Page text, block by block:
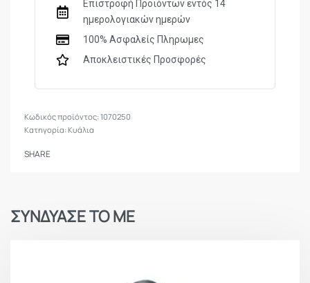
ΟΠΤΙΚΟ ΕΥΡΟΣ (ΣΤΑ 1000m)
119m
ΒΑΡΟΣ
Επιστροφή Προϊόντων εντός 14
ημερολογιακών ημερών
100% Ασφαλείς Πληρωμες
Αποκλειστικές Προσφορές
1070250
Κατηγορία:Κυάλια
SHARE
ΣΥΝΔΥΑΣΕ ΤΟ ΜΕ